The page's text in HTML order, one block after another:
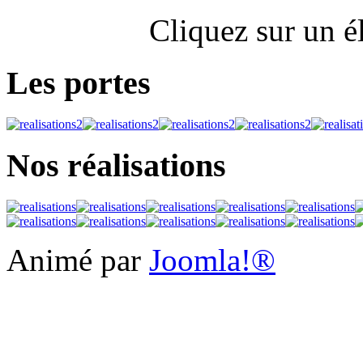
Cliquez sur un
Les portes
Nos réalisations
Animé par Joomla!®